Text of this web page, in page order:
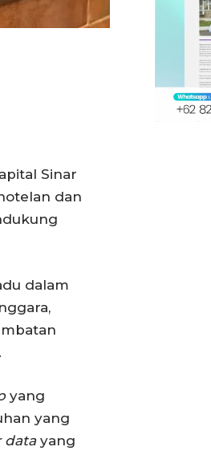
Sinar
dan
dalam
yang
yang
datayang